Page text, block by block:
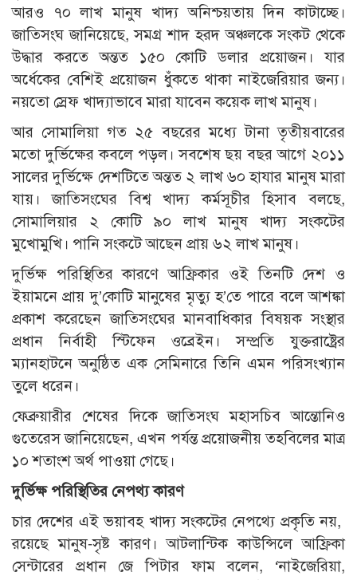
আরও ৭০ লাখ মানুষ খাদ্য অনিশ্চয়তায় দিন কাটাচ্ছে।
জাতিসংঘ জানিয়েছে, সমগ্র শাদ হরদ অঞ্চলকে সংকট থেকে
উদ্ধার করতে অন্তত ১৫০ কোটি ডলার প্রয়োজন। যার
অর্ধেকের বেশিই প্রয়োজন ধুঁকতে থাকা নাইজেরিয়ার জন্য।
নয়তো স্রেফ খাদ্যাভাবে মারা যাবেন কয়েক লাখ মানুষ।
আর সোমালিয়া গত ২৫ বছরের মধ্যে টানা তৃতীয়বারের
মতো দুর্ভিক্ষের কবলে পড়ল। সবশেষ ছয় বছর আগে ২০১১
সালের দুর্ভিক্ষে দেশটিতে অন্তত ২ লাখ ৬০ হাযার মানুষ মারা
যায়। জাতিসংঘের বিশ্ব খাদ্য কর্মসূচীর হিসাব বলছে,
সোমালিয়ার ২ কোটি ৯০ লাখ মানুষ খাদ্য সংকটের
মুখোমুখি। পানি সংকটে আছেন প্রায় ৬২ লাখ মানুষ।
দুর্ভিক্ষ পরিস্থিতির কারণে আফ্রিকার ওই তিনটি দেশ ও
ইয়ামনে প্রায় দু’কোটি মানুষের মৃত্যু হ’তে পারে বলে আশঙ্কা
প্রকাশ করেছেন জাতিসংঘের মানবাধিকার বিষয়ক সংস্থার
প্রধান নির্বাহী স্টিফেন ওব্রেইন। সম্প্রতি যুক্তরাষ্ট্রের
ম্যানহাটনে অনুষ্ঠিত এক সেমিনারে তিনি এমন পরিসংখ্যান
তুলে ধরেন।
ফেব্রুয়ারীর শেষের দিকে জাতিসংঘ মহাসচিব আন্তোনিও
গুতেরেস জানিয়েছেন, এখন পর্যন্ত প্রয়োজনীয় তহবিলের মাত্র
১০ শতাংশ অর্থ পাওয়া গেছে।
দুর্ভিক্ষ পরিস্থিতির নেপথ্য কারণ
চার দেশের এই ভয়াবহ খাদ্য সংকটের নেপথ্যে প্রকৃতি নয়,
রয়েছে মানুষ-সৃষ্ট কারণ। আটলান্টিক কাউন্সিলে আফ্রিকা
সেন্টারের প্রধান জে পিটার ফাম বলেন, ‘নাইজেরিয়া,